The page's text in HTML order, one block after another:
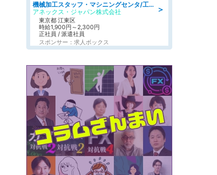
＞
機械加工スタッフ・マシニングセンタ/工業系卒歓迎/未経験OK/定年なし/転勤なし/年間休日125日
アネックス・ジャパン株式会社
東京都 江東区
時給1,900円～2,300円
正社員 / 派遣社員
スポンサー：求人ボックス